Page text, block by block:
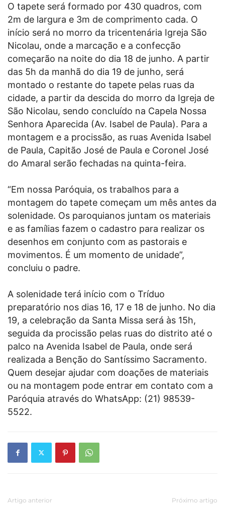
O tapete será formado por 430 quadros, com
2m de largura e 3m de comprimento cada. O
início será no morro da tricentenária Igreja São
Nicolau, onde a marcação e a confecção
começarão na noite do dia 18 de junho. A partir
das 5h da manhã do dia 19 de junho, será
montado o restante do tapete pelas ruas da
cidade, a partir da descida do morro da Igreja de
São Nicolau, sendo concluído na Capela Nossa
Senhora Aparecida (Av. Isabel de Paula). Para a
montagem e a procissão, as ruas Avenida Isabel
de Paula, Capitão José de Paula e Coronel José
do Amaral serão fechadas na quinta-feira.
“Em nossa Paróquia, os trabalhos para a
montagem do tapete começam um mês antes da
solenidade. Os paroquianos juntam os materiais
e as famílias fazem o cadastro para realizar os
desenhos em conjunto com as pastorais e
movimentos. É um momento de unidade”,
concluiu o padre.
A solenidade terá início com o Tríduo
preparatório nos dias 16, 17 e 18 de junho. No dia
19, a celebração da Santa Missa será às 15h,
seguida da procissão pelas ruas do distrito até o
palco na Avenida Isabel de Paula, onde será
realizada a Benção do Santíssimo Sacramento.
Quem desejar ajudar com doações de materiais
ou na montagem pode entrar em contato com a
Paróquia através do WhatsApp: (21) 98539-
5522.
Artigo anterior Próximo artigo